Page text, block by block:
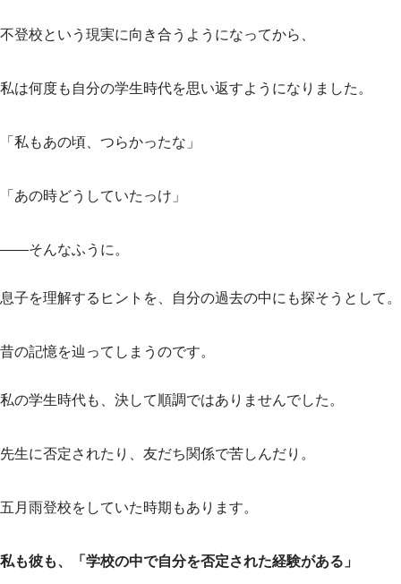
不登校という現実に向き合うようになってから、
私は何度も自分の学生時代を思い返すようになりました。
「私もあの頃、つらかったな」
「あの時どうしていたっけ」
——そんなふうに。
息子を理解するヒントを、自分の過去の中にも探そうとして。
昔の記憶を辿ってしまうのです。
私の学生時代も、決して順調ではありませんでした。
先生に否定されたり、友だち関係で苦しんだり。
五月雨登校をしていた時期もあります。
私も彼も、「学校の中で自分を否定された経験がある」